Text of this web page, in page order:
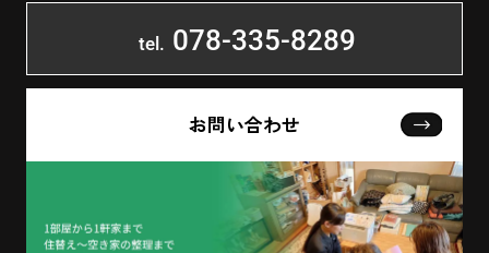
tel. 078-335-8289
お問い合わせ